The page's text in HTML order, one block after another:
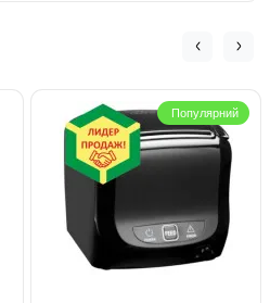
Популярний